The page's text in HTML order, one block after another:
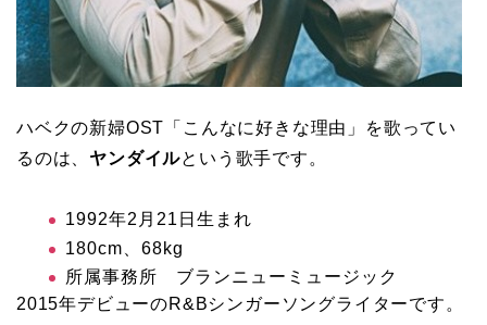
ハベクの新婦OST「こんなに好きな理由」を歌ってい
るのは、 ヤンダイルという歌手です。
1992年2月21日生まれ
180cm、68kg
所属事務所 ブランニューミュージック
2015年デビューのR&Bシンガーソングライターです。